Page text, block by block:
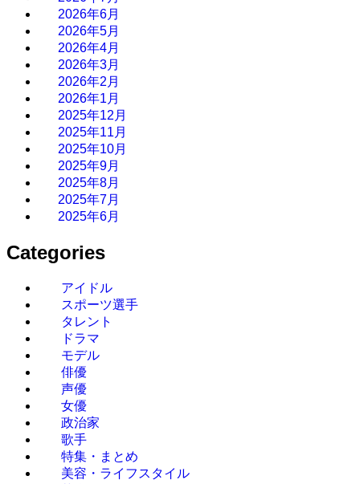
2026年6月
2026年5月
2026年4月
2026年3月
2026年2月
2026年1月
2025年12月
2025年11月
2025年10月
2025年9月
2025年8月
2025年7月
2025年6月
Categories
アイドル
スポーツ選手
タレント
ドラマ
モデル
俳優
声優
女優
政治家
歌手
特集・まとめ
美容・ライフスタイル